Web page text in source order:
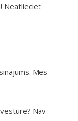
Neatlieciet
Mēs
Nav